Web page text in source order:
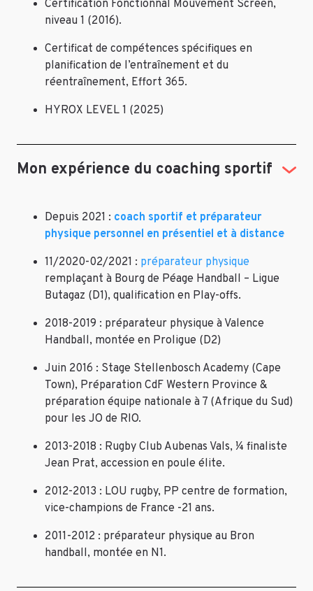
Certification Fonctionnal Mouvement Screen,
niveau 1 (2016).
Certificat de compétences spécifiques en
planification de l’entraînement et du
réentraînement, Effort 365.
HYROX LEVEL 1 (2025)
Mon expérience du coaching sportif
Depuis 2021 : coach sportif et préparateur
physique personnel en présentiel et à distance
11/2020-02/2021 : préparateur physique
remplaçant à Bourg de Péage Handball – Ligue
Butagaz (D1), qualification en Play-offs.
2018-2019 : préparateur physique à Valence
Handball, montée en Proligue (D2)
Juin 2016 : Stage Stellenbosch Academy (Cape
Town), Préparation CdF Western Province &
préparation équipe nationale à 7 (Afrique du Sud)
pour les JO de RIO.
2013-2018 : Rugby Club Aubenas Vals, ¼ finaliste
Jean Prat, accession en poule élite.
2012-2013 : LOU rugby, PP centre de formation,
vice-champions de France -21 ans.
2011-2012 : préparateur physique au Bron
handball, montée en N1.